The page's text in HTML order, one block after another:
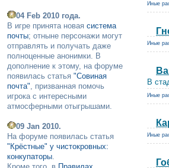
04 Feb 2010 года.
В игре принята новая система
почты; отныне персонажи могут
отправлять и получать даже
полноценные анонимки. В
дополнение к этому, на форуме
появилась статья "Совиная
почта", призванная помочь
игрока с интересными
атмосферными отыгрышами.
09 Jan 2010.
На форуме появилась статья
"Крёстные" у чистокровных:
конкупаторы.
Иные
Иные
В
Иные
Иные